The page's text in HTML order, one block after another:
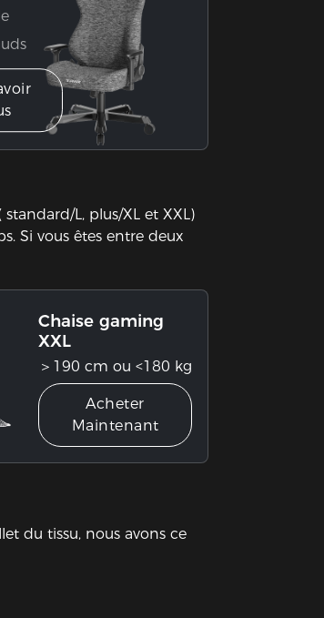
L, plus/XL et XXL)
Si vous êtes entre deux
Chaise gaming
XXL
＞190 cm ou <180 kg
Acheter
Maintenant
du tissu, nous avons ce